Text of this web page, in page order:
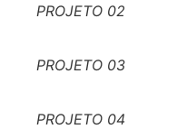
PROJETO 02
PROJETO 03
PROJETO 04